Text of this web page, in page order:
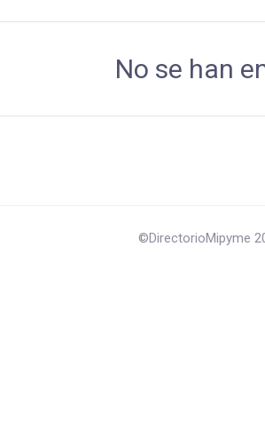
No se han
©DirectorioMipyme